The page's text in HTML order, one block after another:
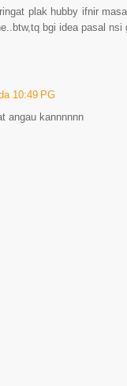
plak hubby ifnir
bgi idea pasal
10:49 PG
angau kannnnnn